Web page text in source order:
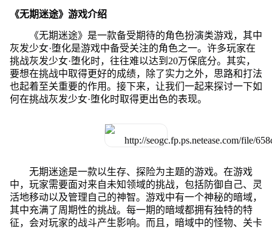
《无期迷途》游戏介绍
《无期迷途》是一款备受期待的角色扮演类游戏，其中
灰发少女·堕化是游戏中备受关注的角色之一。许多玩家在
挑战灰发少女·堕化时，往往难以达到20万保底分。其实，
要想在挑战中取得更好的成绩，除了实力之外，思路和打法
也起着至关重要的作用。接下来，让我们一起来探讨一下如
何在挑战灰发少女·堕化时取得更出色的表现。
无期迷途是一款以生存、探险为主题的游戏。在游戏
中，玩家需要面对来自未知领域的挑战，包括防御自己、灵
活地移动以及管理自己的神智。游戏中有一个神秘的暗域，
其中充满了周期性的挑战。每一期的暗域都拥有独特的特
征，会对玩家的战斗产生影响。而且，暗域中的怪物、关卡